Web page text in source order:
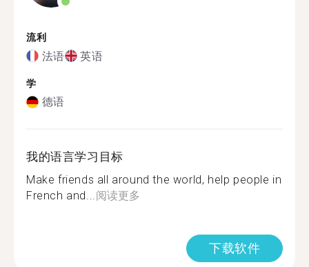
流利
法语 英语
学
德语
我的语言学习目标
Make friends all around the world, help people in
French and...阅读更多
下载软件